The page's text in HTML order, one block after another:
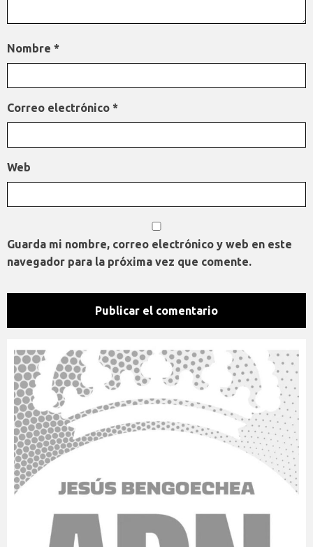
Nombre *
Correo electrónico *
Web
Guarda mi nombre, correo electrónico y web en este
navegador para la próxima vez que comente.